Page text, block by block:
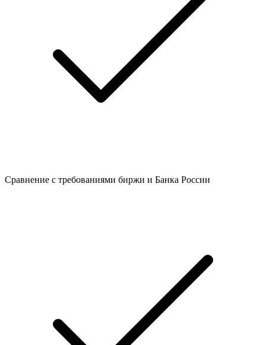
Сравнение с требованиями биржи и Банка России